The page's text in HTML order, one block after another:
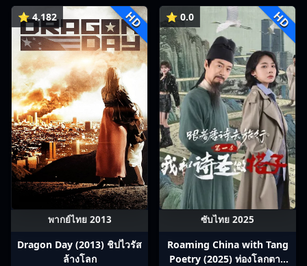
⭐ 4.182 HD
พากย์ไทย 2013
Dragon Day (2013) ชิปไวรัส
ล้างโลก
⭐ 0.0 HD
ซับไทย 2025
Roaming China with Tang
Poetry (2025) ท่องโลกตาม